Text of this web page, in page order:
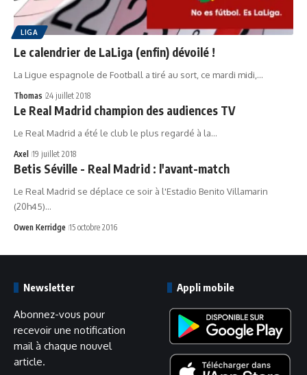
LIGA
Le calendrier de LaLiga (enfin) dévoilé !
La Ligue espagnole de Football a tiré au sort, ce mardi midi,…
Thomas 24 juillet 2018
Le Real Madrid champion des audiences TV
Le Real Madrid a été le club le plus regardé à la…
Axel 19 juillet 2018
Betis Séville - Real Madrid : l'avant-match
Le Real Madrid se déplace ce soir à l'Estadio Benito Villamarin
(20h45)…
Owen Kerridge 15 octobre 2016
Newsletter
Abonnez-vous pour
recevoir une notification
mail à chaque nouvel
article.
Appli mobile